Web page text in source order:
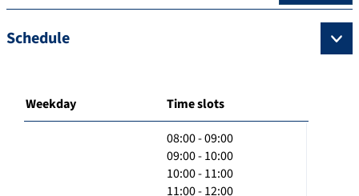
Schedule
Weekday Time slots
08:00 - 09:00
09:00 - 10:00
10:00 - 11:00
11:00 - 12:00